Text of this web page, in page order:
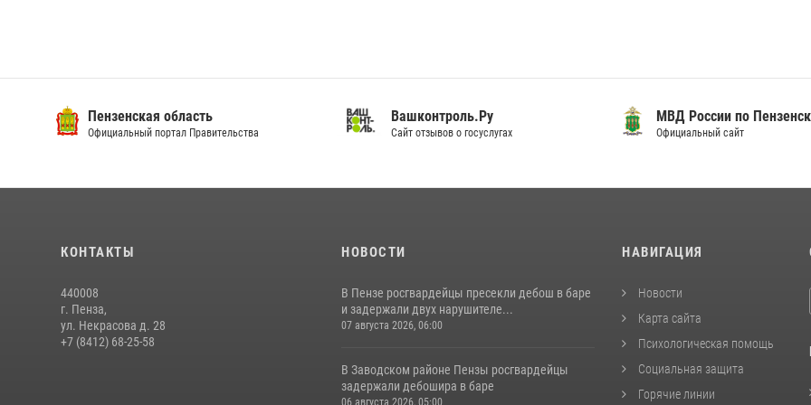
Пензенская область
Официальный портал Правительства
Вашконтроль.Ру
Сайт отзывов о госуслугах
МВД России по
Официальный сайт
КОНТАКТЫ
440008
г. Пенза,
ул. Некрасова д. 28
+7 (8412) 68-25-58
НОВОСТИ
В Пензе росгвардейцы пресекли дебош в баре
и задержали двух нарушителе...
07 августа 2026, 06:00
В Заводском районе Пензы росгвардейцы
задержали дебошира в баре
06 августа 2026, 05:00
НАВИГАЦИЯ
Новости
Карта сайта
Психологическая помощь
Социальная защита
Горячие линии